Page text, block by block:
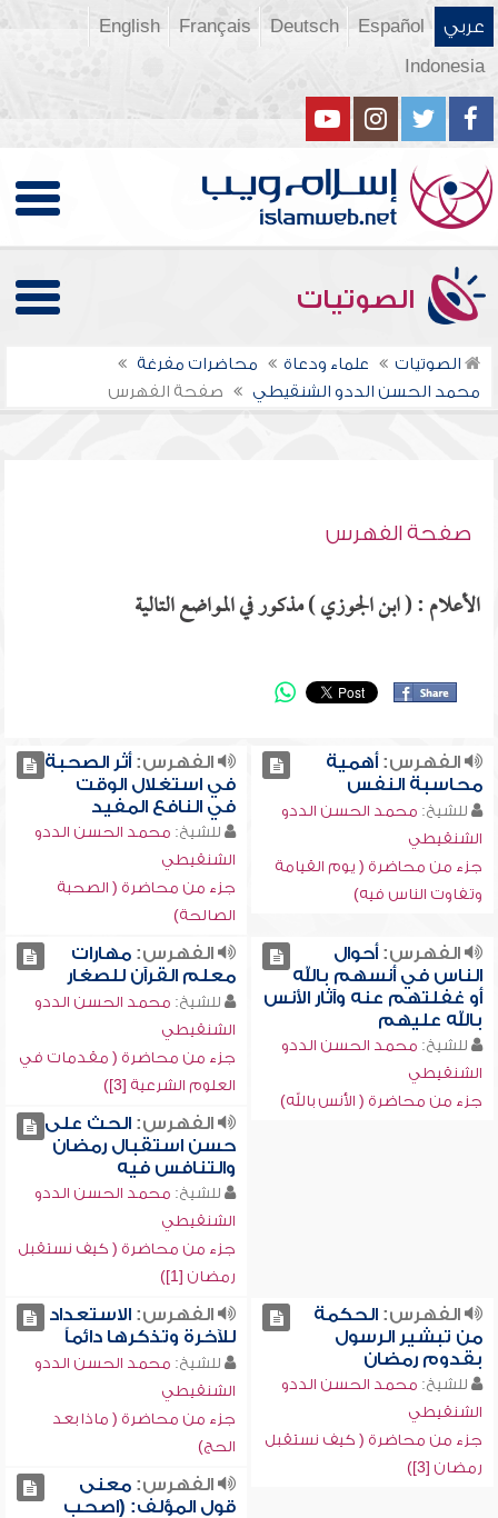
عربي Español
Deutsch
Français
English
Indonesia
الصوتيات
الصوتيات علماء ودعاة
محاضرات مفرغة
محمد الحسن الددو الشنقيطي
صفحة الفهرس
صفحة الفهرس
الأعلام : ( ابن الجوزي ) مذكور في المواضع التالية
الفهرس:أهمية
محاسبة النفس
للشيخ: محمد الحسن الددو
الشنقيطي
جزء من محاضرة ( يوم القيامة
وتفاوت الناس فيه)
الفهرس:أثر الصحبة
في استغلال الوقت
في النافع المفيد
للشيخ: محمد الحسن الددو
الشنقيطي
جزء من محاضرة ( الصحبة
الصالحة)
الفهرس:أحوال
الناس في أنسهم بالله
أو غفلتهم عنه وآثار الأنس
بالله عليهم
للشيخ: محمد الحسن الددو
الشنقيطي
جزء من محاضرة ( الأنس بالله)
الفهرس:مهارات
معلم القرآن للصغار
للشيخ: محمد الحسن الددو
الشنقيطي
جزء من محاضرة ( مقدمات في
العلوم الشرعية [3])
الفهرس:الحث على
حسن استقبال رمضان
والتنافس فيه
للشيخ: محمد الحسن الددو
الشنقيطي
جزء من محاضرة ( كيف نستقبل
رمضان [1])
الفهرس:الحكمة
من تبشير الرسول
بقدوم رمضان
للشيخ: محمد الحسن الددو
الشنقيطي
جزء من محاضرة ( كيف نستقبل
رمضان [3])
الفهرس:الاستعداد
للآخرة وتذكرها دائماً
للشيخ: محمد الحسن الددو
الشنقيطي
جزء من محاضرة ( ماذا بعد
الحج)
الفهرس:معنى
قول المؤلف: (اصحب